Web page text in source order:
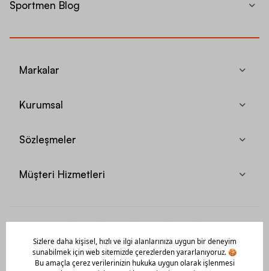
Sportmen Blog
Markalar
Kurumsal
Sözleşmeler
Müşteri Hizmetleri